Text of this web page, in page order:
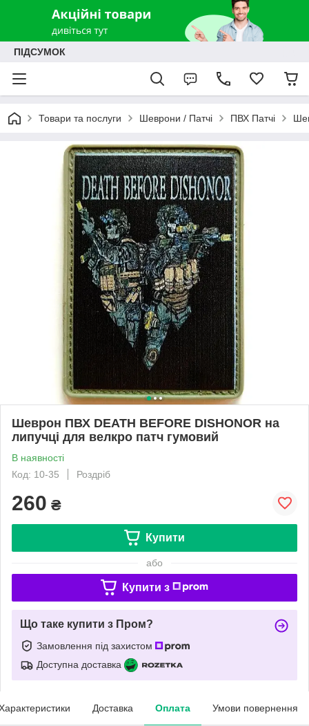
ПІДСУМОК
Товари та послуги Шеврони / Патчі ПВХ Патчі
Шеврон ПВХ DEATH BEFORE DISHONOR на
липучці для велкро патч гумовий
В наявності
Код: 10-35
Роздріб
260 ₴
Купити
або
Купити з
Що таке купити з Пром?
Замовлення під захистом
Доступна доставка
Доставка Оплата Умови повернення